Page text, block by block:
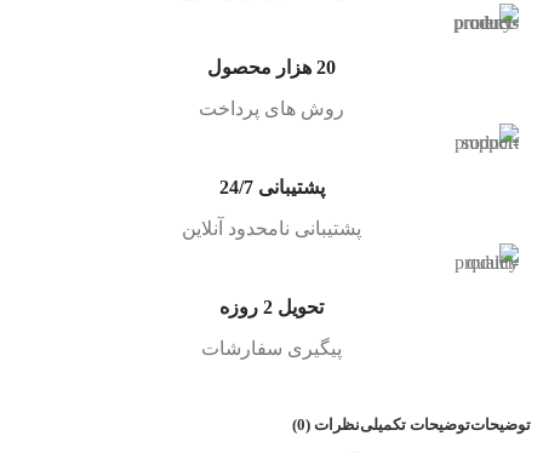
20 هزار محصول
روش های پرداخت
پشتیبانی 24/7
پشتیبانی نامحدود آنلاین
تحویل 2 روزه
پیگیری سفارشات
توضیحاتتوضیحات تکمیلینظرات (0)